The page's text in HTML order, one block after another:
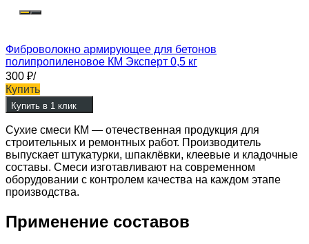
Фиброволокно армирующее для бетонов
полипропиленовое КМ Эксперт 0,5 кг
300 ₽/
Купить
Купить в 1 клик
Сухие смеси КМ — отечественная продукция для
строительных и ремонтных работ. Производитель
выпускает штукатурки, шпаклёвки, клеевые и кладочные
составы. Смеси изготавливают на современном
оборудовании с контролем качества на каждом этапе
производства.
Применение составов